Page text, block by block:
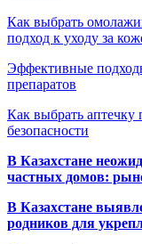
Как выбрать
подход к уходу за
Эффективные
препаратов
Как выбрать
безопасности
В Казахстане
частных домов:
В Казахстане
родников для